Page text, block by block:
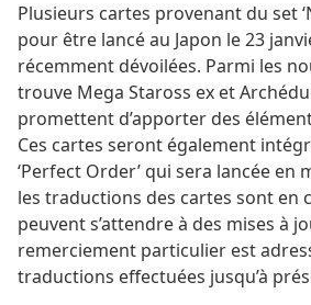
Plusieurs cartes provenant du set
pour être lancé au Japon le 23
récemment dévoilées. Parmi les
trouve Mega Staross ex et
promettent d’apporter des
Ces cartes seront également
‘Perfect Order’ qui sera lancée en
les traductions des cartes sont en
peuvent s’attendre à des mises à
remerciement particulier est
traductions effectuées jusqu’à